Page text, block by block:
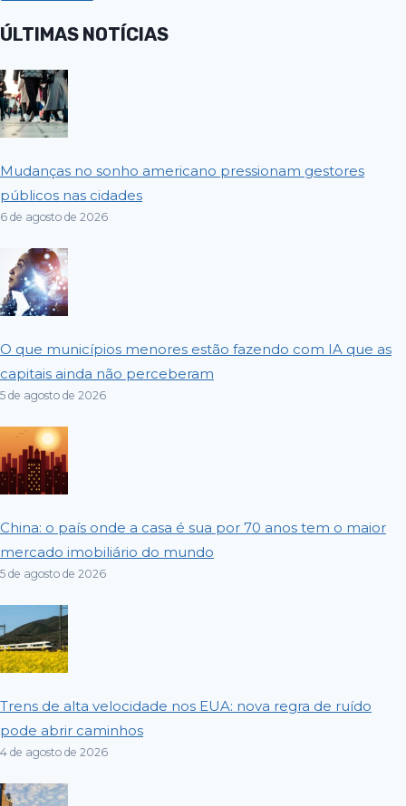
ÚLTIMAS NOTÍCIAS
Mudanças no sonho americano pressionam gestores
públicos nas cidades
6 de agosto de 2026
O que municípios menores estão fazendo com IA que as
capitais ainda não perceberam
5 de agosto de 2026
China: o país onde a casa é sua por 70 anos tem o maior
mercado imobiliário do mundo
5 de agosto de 2026
Trens de alta velocidade nos EUA: nova regra de ruído
pode abrir caminhos
4 de agosto de 2026